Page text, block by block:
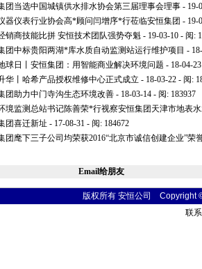
团当选中国城镇供水排水协会第三届理事会理事 - 19-
器仪表行业协会高*顾问闫增序*行莅临安恒集团 - 19-
销商技能比拼 安恒技术团队强势夺魁 - 19-03-10 - 阅:
团中标贵阳两湖*库水质自动监测站运行维护项目 -
球日丨安恒集团：用智能商业解决环境问题 - 18-04-
华丨哈希产品授权维修中心正式成立 - 18-03-22 - 阅:
团助力中门寺沟生态环境改善 - 18-03-14 - 阅: 183937
境监测总站书记陈善荣*行视察安恒集团天津市地表
团喜迁新址 - 17-08-31 - 阅: 184672
团麾下三子公司均荣获2016“北京市诚信创建企业”荣
Email给朋友
版权所有 安恒公司 Copyright
联